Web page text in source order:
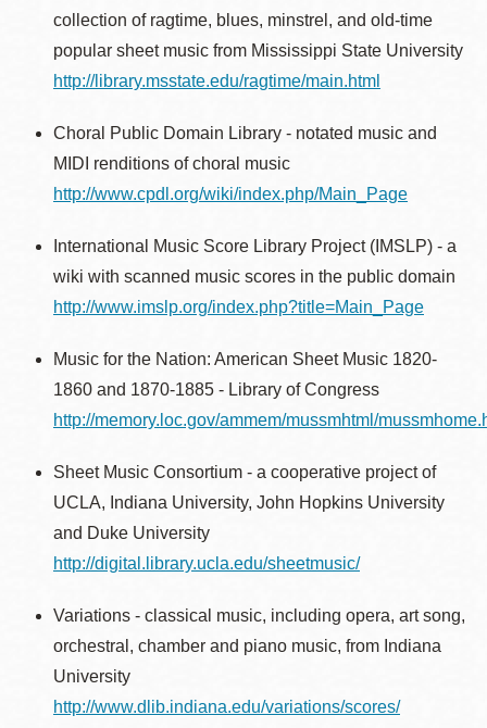
collection of ragtime, blues, minstrel, and old-time
popular sheet music from Mississippi State University
http://library.msstate.edu/ragtime/main.html
Choral Public Domain Library - notated music and
MIDI renditions of choral music
http://www.cpdl.org/wiki/index.php/Main_Page
International Music Score Library Project (IMSLP) - a
wiki with scanned music scores in the public domain
http://www.imslp.org/index.php?title=Main_Page
Music for the Nation: American Sheet Music 1820-
1860 and 1870-1885 - Library of Congress
http://memory.loc.gov/ammem/mussmhtml/
Sheet Music Consortium - a cooperative project of
UCLA, Indiana University, John Hopkins University
and Duke University
http://digital.library.ucla.edu/sheetmusic/
Variations - classical music, including opera, art song,
orchestral, chamber and piano music, from Indiana
University
http://www.dlib.indiana.edu/variations/scores/